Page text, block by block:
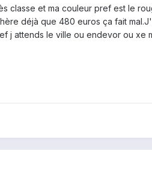
classe et ma couleur pref est le
déjà que 480 euros ça fait
j attends le ville ou endevor ou